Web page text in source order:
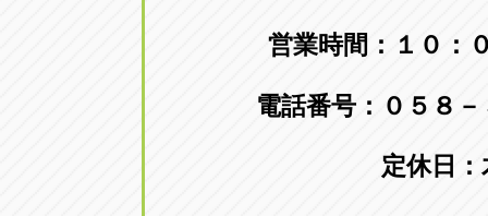
営業時間：１０：
電話番号：０５８
定休日